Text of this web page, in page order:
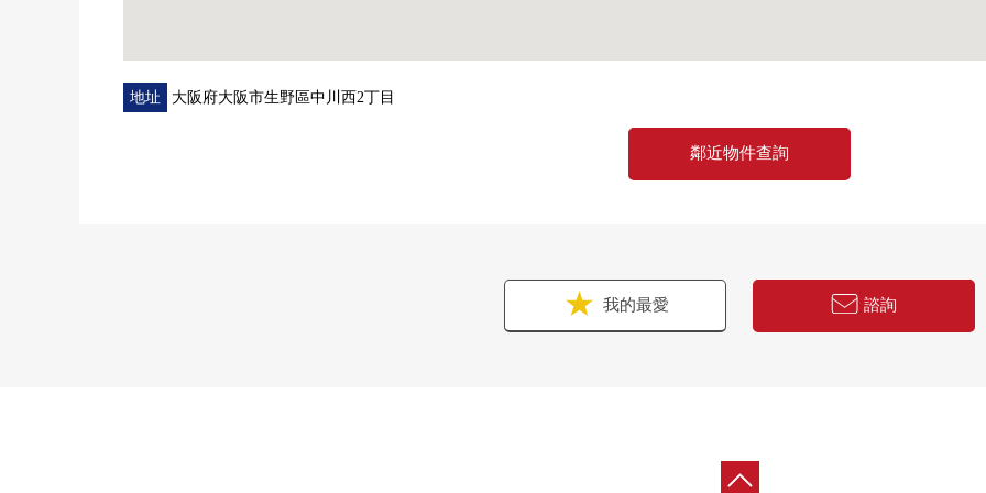
地址 大阪府大阪市生野區中川西2丁目
鄰近物件查詢
我的最愛 諮詢